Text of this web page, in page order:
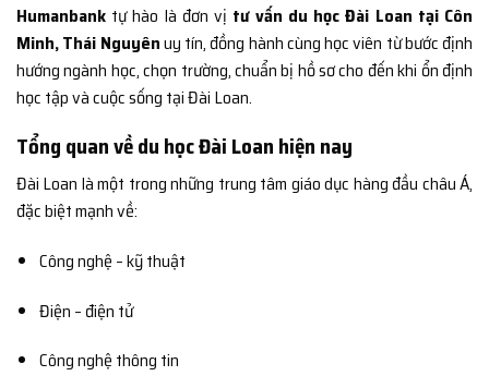
Humanbank tự hào là đơn vị tư vấn du học Đài Loan tại Côn
Minh, Thái Nguyênuy tín, đồng hành cùng học viên từ bước định
hướng ngành học, chọn trường, chuẩn bị hồ sơ cho đến khi ổn định
học tập và cuộc sống tại Đài Loan.
Tổng quan về du học Đài Loan hiện nay
Đài Loan là một trong những trung tâm giáo dục hàng đầu châu Á,
đặc biệt mạnh về:
Công nghệ – kỹ thuật
Điện – điện tử
Công nghệ thông tin